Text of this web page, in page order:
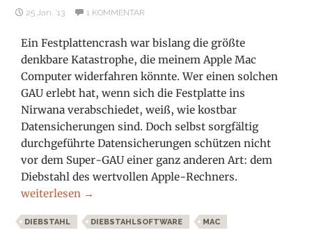
25 Jan. ’13 1 KOMMENTAR
Ein Festplattencrash war bislang die größte
denkbare Katastrophe, die meinem Apple Mac
Computer widerfahren könnte. Wer einen solchen
GAU erlebt hat, wenn sich die Festplatte ins
Nirwana verabschiedet, weiß, wie kostbar
Datensicherungen sind. Doch selbst sorgfältig
durchgeführte Datensicherungen schützen nicht
vor dem Super-GAU einer ganz anderen Art: dem
Diebstahl des wertvollen Apple-Rechners.
Der Mac Super-Gau: Wie schütze ich meinen Apple-
weiterlesen →
DIEBSTAHL DIEBSTAHLSOFTWARE
MAC